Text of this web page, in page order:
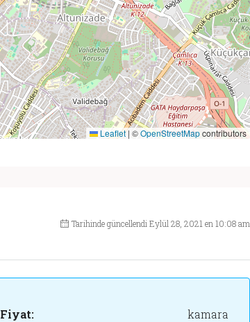
Leaflet| ©OpenStreetMapcontributors
Tarihinde güncellendi Eylül 28, 2021 en 10:08 am
Fiyat: kamara